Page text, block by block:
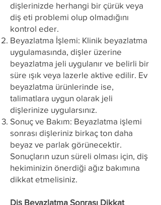
dişlerinizde herhangi bir çürük veya
diş eti problemi olup olmadığını
kontrol eder.
Beyazlatma İşlemi: Klinik beyazlatma
uygulamasında, dişler üzerine
beyazlatma jeli uygulanır ve belirli bir
süre ışık veya lazerle aktive edilir. Ev
beyazlatma ürünlerinde ise,
talimatlara uygun olarak jeli
dişlerinize uygularsınız.
Sonuç ve Bakım: Beyazlatma işlemi
sonrası dişleriniz birkaç ton daha
beyaz ve parlak görünecektir.
Sonuçların uzun süreli olması için, diş
hekiminizin önerdiği ağız bakımına
dikkat etmelisiniz.
Diş Beyazlatma Sonrası Dikkat